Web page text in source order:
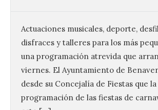
Actuaciones musicales, deporte,
disfraces y talleres para los más
una programación atrevida que
viernes. El Ayuntamiento de
desde su Concejalía de Fiestas que la
programación de las fiestas de